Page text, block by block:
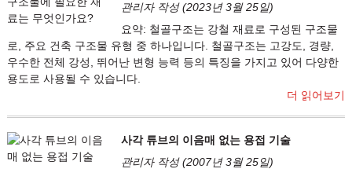
관리자 작성 (2023년 3월 25일)
요약: 철골구조는 강철 재료로 구성된 구조물
로, 주요 건축 구조물 유형 중 하나입니다. 철골구조는 고강도, 경량,
우수한 전체 강성, 뛰어난 변형 능력 등의 특징을 가지고 있어 다양한
용도로 사용될 수 있습니다.
더 읽어보기
사각 튜브의 이음매 없는 용접 기술
관리자 작성 (2007년 3월 25일)